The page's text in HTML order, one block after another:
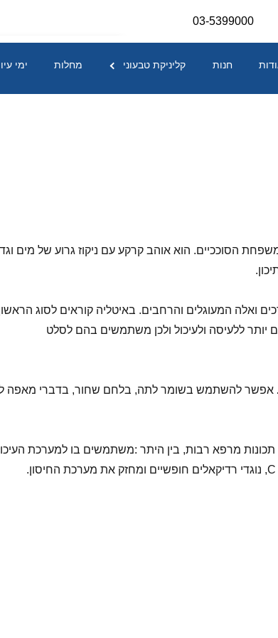
03-5399000
אין מוצרים בסל הקניות. חנות קליניקת טבעוני מחלות ימי
הסוככיים. הוא אוהב קרקע עם ניקוז גרוע של מים
ואלה המעוגלים והרחבים. באיטליה קוראים לסוג הראשון
יותר ללעיסה ולעיכול ולכן משתמשים בהם לסלט
אפשר להשתמש בשומר לתה, בלחם שחור, בדברי מאפה
מרפא רבות, בין היתר :משתמשים בו למערכת העיכול